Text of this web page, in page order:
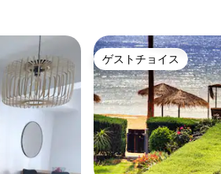
ゲストチョイス
ゲストチョイス